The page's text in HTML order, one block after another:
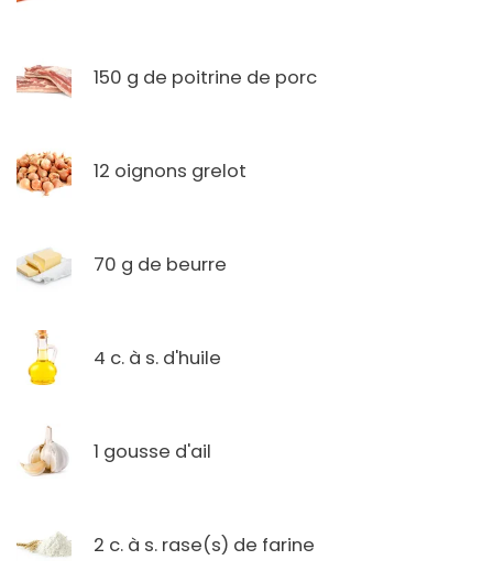
150 g de poitrine de porc
12 oignons grelot
70 g de beurre
4 c. à s. d'huile
1 gousse d'ail
2 c. à s. rase(s) de farine